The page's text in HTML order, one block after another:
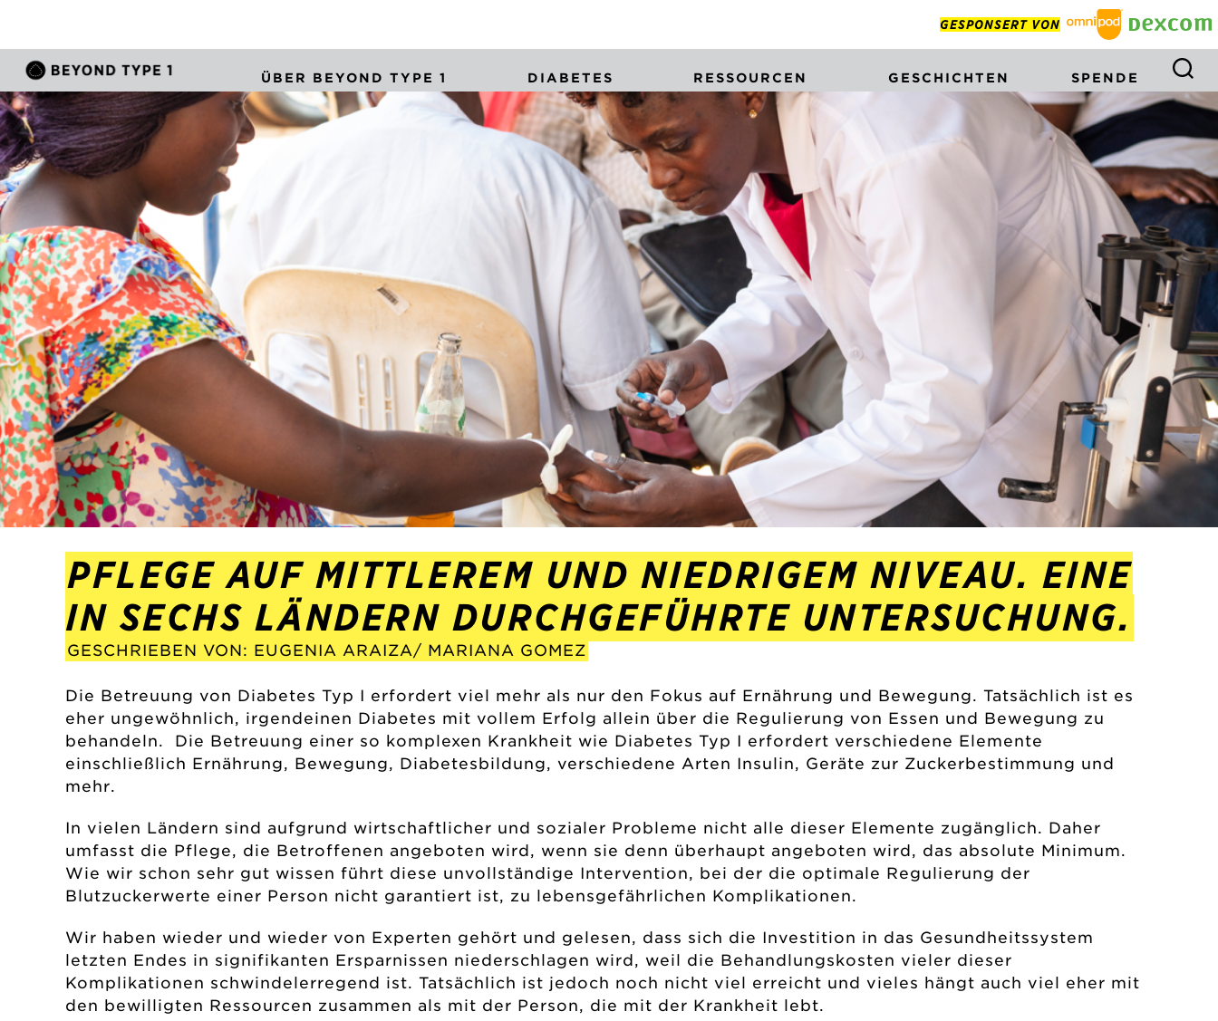
GESPONSERT VON
ÜBER BEYOND TYPE 1 DIABETES RESSOURCEN GESCHICHTEN SPENDE
PFLEGE AUF MITTLEREM UND NIEDRIGEM NIVEAU. EINE
IN SECHS LÄNDERN DURCHGEFÜHRTE UNTERSUCHUNG.
GESCHRIEBEN VON: EUGENIA ARAIZA/ MARIANA GOMEZ
Die Betreuung von Diabetes Typ I erfordert viel mehr als nur den Fokus auf Ernährung und Bewegung. Tatsächlich ist es
eher ungewöhnlich, irgendeinen Diabetes mit vollem Erfolg allein über die Regulierung von Essen und Bewegung zu
behandeln. Die Betreuung einer so komplexen Krankheit wie Diabetes Typ I erfordert verschiedene Elemente
einschließlich Ernährung, Bewegung, Diabetesbildung, verschiedene Arten Insulin, Geräte zur Zuckerbestimmung und
mehr.
In vielen Ländern sind aufgrund wirtschaftlicher und sozialer Probleme nicht alle dieser Elemente zugänglich. Daher
umfasst die Pflege, die Betroffenen angeboten wird, wenn sie denn überhaupt angeboten wird, das absolute Minimum.
Wie wir schon sehr gut wissen führt diese unvollständige Intervention, bei der die optimale Regulierung der
Blutzuckerwerte einer Person nicht garantiert ist, zu lebensgefährlichen Komplikationen.
Wir haben wieder und wieder von Experten gehört und gelesen, dass sich die Investition in das Gesundheitssystem
letzten Endes in signifikanten Ersparnissen niederschlagen wird, weil die Behandlungskosten vieler dieser
Komplikationen schwindelerregend ist. Tatsächlich ist jedoch noch nicht viel erreicht und vieles hängt auch viel eher mit
den bewilligten Ressourcen zusammen als mit der Person, die mit der Krankheit lebt.